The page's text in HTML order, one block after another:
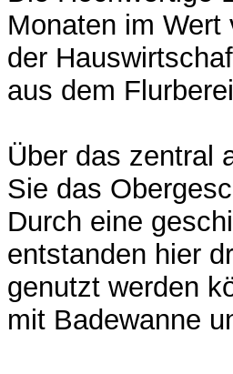
Monaten im
der
aus dem
Über das zentral
Sie das
Durch eine
entstanden hier
genutzt werden
mit Badewanne